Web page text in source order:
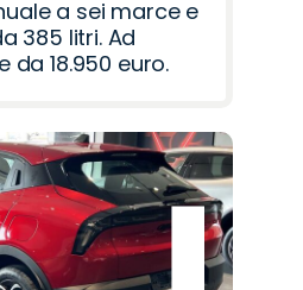
a sei marce e
385 litri. Ad
18.950 euro.